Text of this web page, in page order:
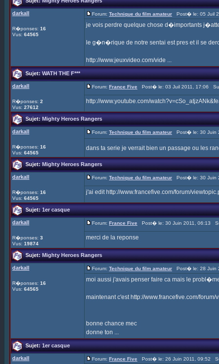
darkall
R�ponses: 16
Vus: 64565
Forum: Technique du film amateur Post� le: 05 Juil
je vois perdre quelque chose d�importants
le g�n�rique de notre sentai est pres et il se
http://www.jeuxvideo.com/vide ...
Sujet:WATH THE F***
darkall
R�ponses: 2
Vus: 27612
Forum: France Five Post� le: 03 Juil 2011, 17:06
http://www.youtube.com/
Sujet:Mighty Heroes Rangers
darkall
R�ponses: 16
Vus: 64565
Forum: Technique du film amateur Post� le: 30 Juin
dans ta serie je verrait bien un passage ou les
Sujet:Mighty Heroes Rangers
darkall
R�ponses: 16
Vus: 64565
Forum: Technique du film amateur Post� le: 30 Juin
j'ai edit http://www.francefive.com/forum/
Sujet:1er casque
darkall
R�ponses: 3
Vus: 19874
Forum: France Five Post� le: 30 Juin 2011, 06:13
merci de la reponse
Sujet:Mighty Heroes Rangers
darkall
R�ponses: 16
Vus: 64565
Forum: Technique du film amateur Post� le: 28 Juin
moi aussi j'avais penser faire ca mais le
maintenant c'est http://www.francefive.com/
bonne chance mec
donne ton ...
Sujet:1er casque
darkall Forum: France Five Post� le: 26 Juin 2011, 09:52